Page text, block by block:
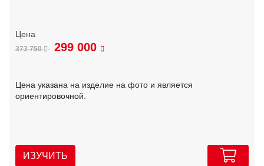
373 750 299 000
Цена указана на изделие на фото и является
ориентировочной.
ИЗУЧИТЬ